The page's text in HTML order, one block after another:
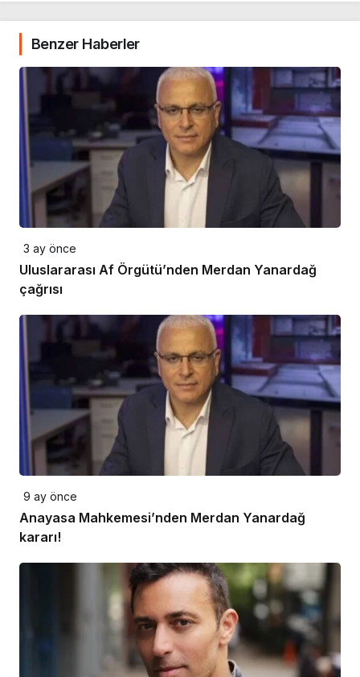
Benzer Haberler
3 ay önce
Uluslararası Af Örgütü’nden Merdan Yanardağ
çağrısı
9 ay önce
Anayasa Mahkemesi’nden Merdan Yanardağ
kararı!